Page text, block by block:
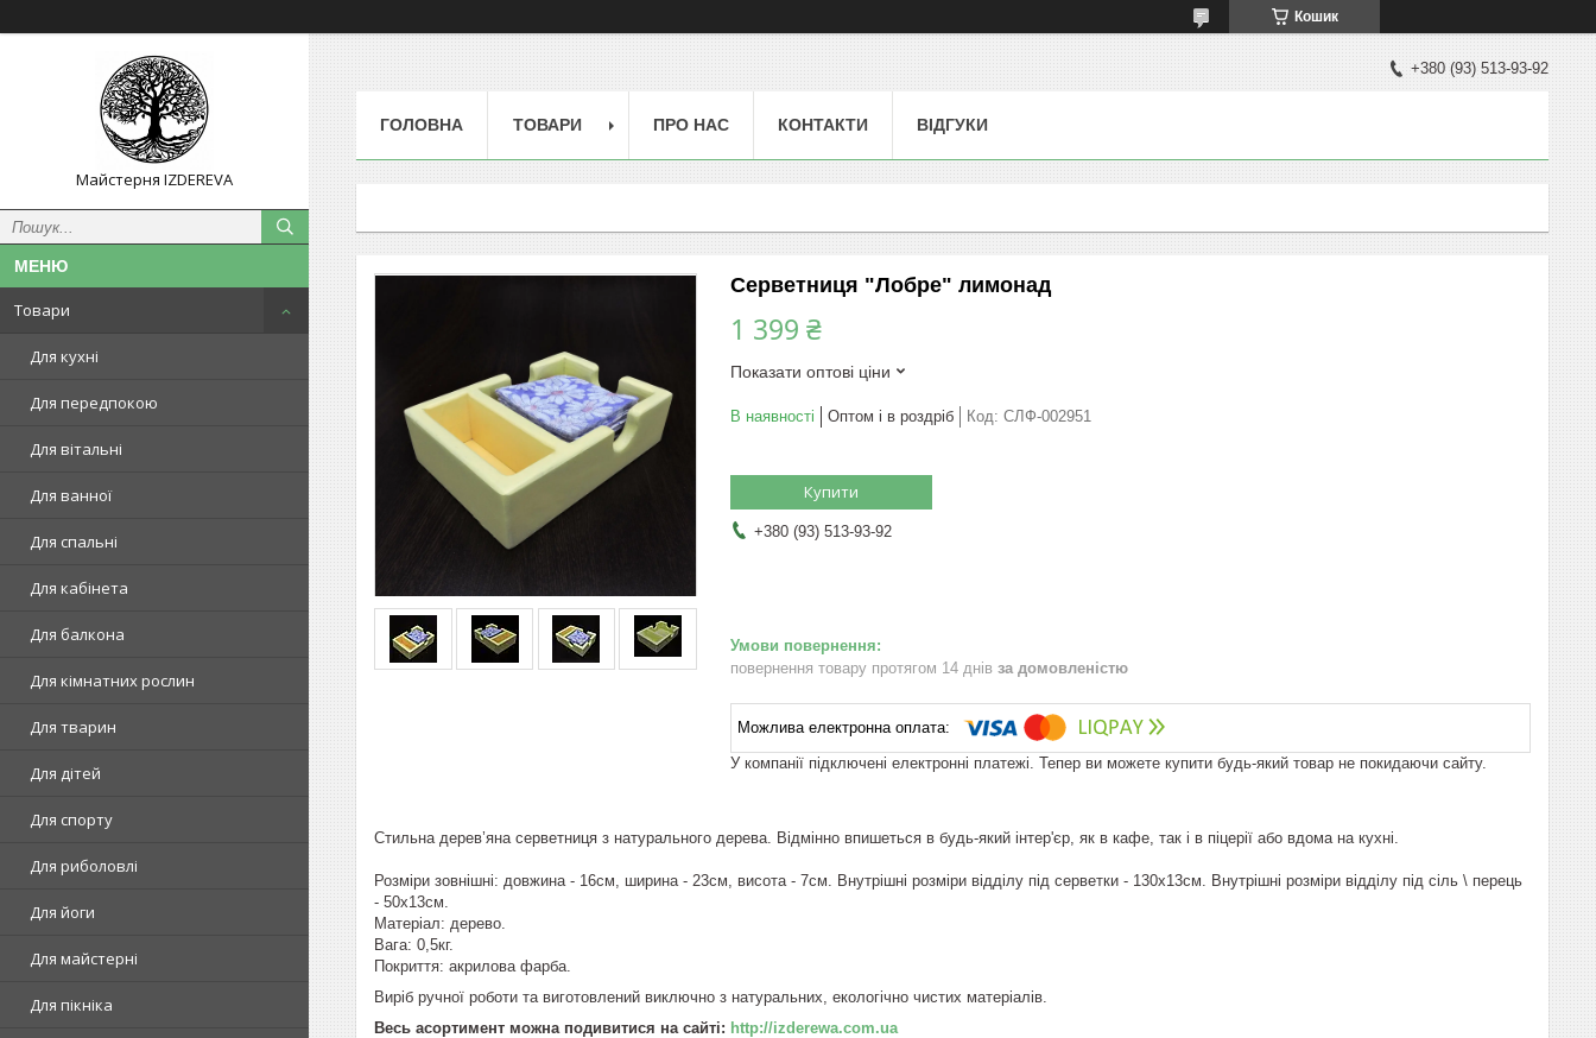
Кошик
Майстерня IZDEREVA
Товари
Для кухні
Для передпокою
Для вітальні
Для ванної
Для спальні
Для кабінета
Для балкона
Для кімнатних рослин
Для тварин
Для дітей
Для спорту
Для риболовлі
Для йоги
Для майстерні
Для пікніка
+380 (93) 513-93-92
ГОЛОВНА ТОВАРИ ПРО НАС КОНТАКТИ ВІДГУКИ
Серветниця "Лобре" лимонад
1 399 ₴
Показати оптові ціни
В наявності Оптом і в роздріб Код: СЛФ-002951
Купити
+380 (93) 513-93-92
повернення товару протягом 14 днів за домовленістю
У компанії підключені електронні платежі. Тепер ви можете купити будь-який товар не покидаючи сайту.
Стильна дерев’яна серветниця з натурального дерева. Відмінно впишеться в будь-який інтер'єр, як в кафе, так і в піцерії або вдома на кухні.
Розміри зовнішні: довжина - 16см, ширина - 23см, висота - 7см. Внутрішні розміри відділу під серветки - 130х13см. Внутрішні розміри відділу під сіль \ перець
- 50х13см.
Матеріал: дерево.
Вага: 0,5кг.
Покриття: акрилова фарба.
Виріб ручної роботи та виготовлений виключно з натуральних, екологічно чистих матеріалів.
Весь асортимент можна подивитися на сайті: http://izderewa.com.ua